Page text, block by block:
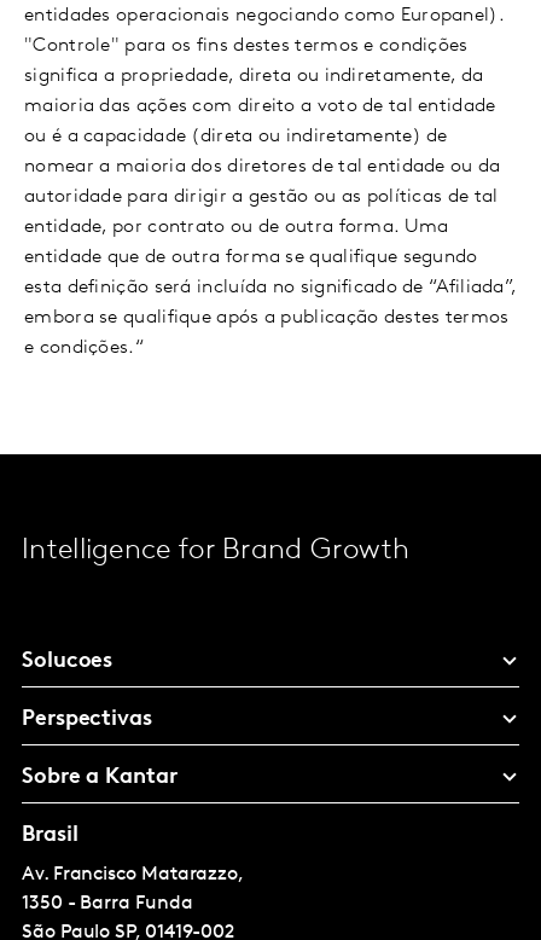
entidades operacionais negociando como Europanel).
"Controle" para os fins destes termos e condições
significa a propriedade, direta ou indiretamente, da
maioria das ações com direito a voto de tal entidade
ou é a capacidade (direta ou indiretamente) de
nomear a maioria dos diretores de tal entidade ou da
autoridade para dirigir a gestão ou as políticas de tal
entidade, por contrato ou de outra forma. Uma
entidade que de outra forma se qualifique segundo
esta definição será incluída no significado de “Afiliada”,
embora se qualifique após a publicação destes termos
e condições.“
Intelligence for Brand Growth
Solucoes
Perspectivas
Sobre a Kantar
Brasil
Av. Francisco Matarazzo,
1350 - Barra Funda
São Paulo SP, 01419-002